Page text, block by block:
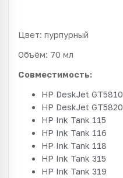
Цвет: пурпурный
Объём: 70 мл
Совместимость:
HP DeskJet GT5810
HP DeskJet GT5820
HP Ink Tank 115
HP Ink Tank 116
HP Ink Tank 118
HP Ink Tank 315
HP Ink Tank 319